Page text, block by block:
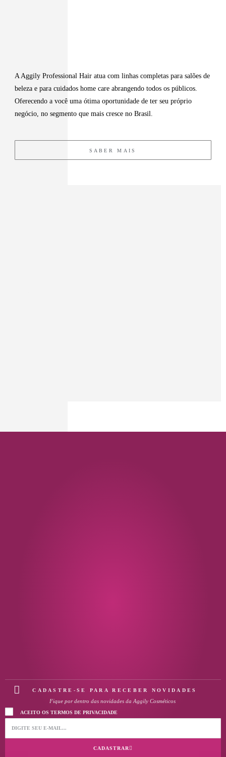
A Aggily Professional Hair atua com linhas completas para salões de
beleza e para cuidados home care abrangendo todos os públicos.
Oferecendo a você uma ótima oportunidade de ter seu próprio
negócio, no segmento que mais cresce no Brasil.
SABER MAIS
CADASTRE-SE PARA RECEBER NOVIDADES
Fique por dentro das novidades da Aggily Cosméticos
ACEITO OS TERMOS DE PRIVACIDADE
CADASTRAR